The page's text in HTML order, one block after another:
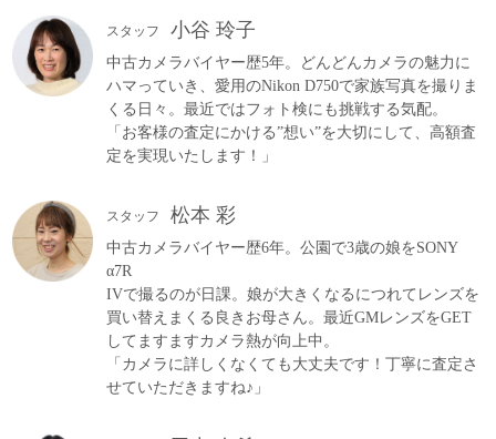
スタッフ 小谷 玲子
中古カメラバイヤー歴5年。どんどんカメラの魅力に
ハマっていき、愛用のNikon D750で家族写真を撮りま
くる日々。最近ではフォト検にも挑戦する気配。
「お客様の査定にかける”想い”を大切にして、高額査
定を実現いたします！」
スタッフ 松本 彩
中古カメラバイヤー歴6年。公園で3歳の娘をSONY
α7R
IVで撮るのが日課。娘が大きくなるにつれてレンズを
買い替えまくる良きお母さん。最近GMレンズをGET
してますますカメラ熱が向上中。
「カメラに詳しくなくても大丈夫です！丁寧に査定さ
せていただきますね♪」